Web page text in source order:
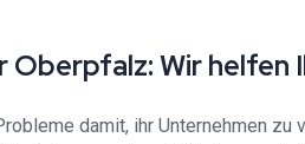
Wir helfen
damit, ihr Unternehmen